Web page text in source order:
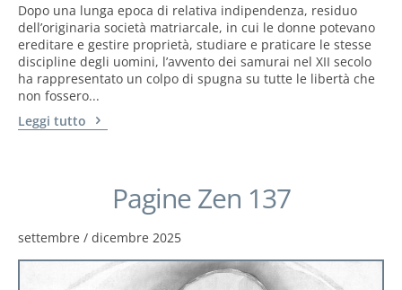
Dopo una lunga epoca di relativa indipendenza, residuo
dell’originaria società matriarcale, in cui le donne potevano
ereditare e gestire proprietà, studiare e praticare le stesse
discipline degli uomini, l’avvento dei samurai nel XII secolo
ha rappresentato un colpo di spugna su tutte le libertà che
non fossero...
Leggi tutto
Pagine Zen 137
settembre / dicembre 2025